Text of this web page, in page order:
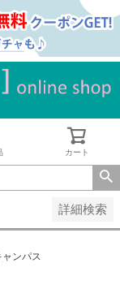
カート
詳細検索
ンパス